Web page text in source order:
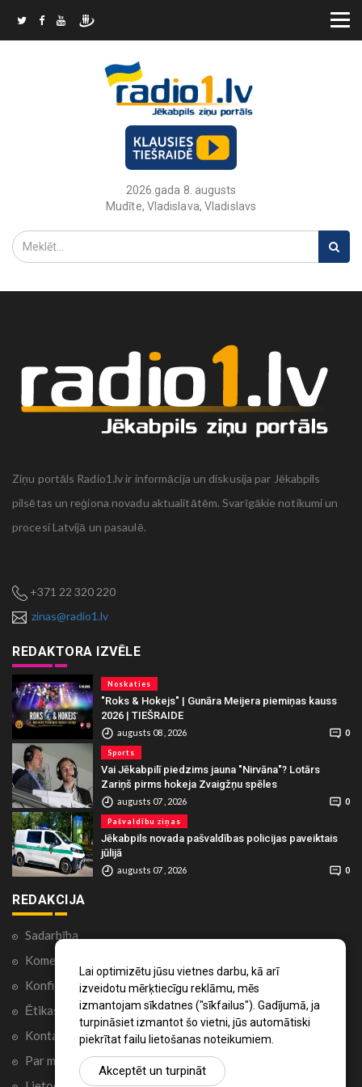
Lai optimizētu jūsu vietnes darbu, kā arī
izveidotu mērķtiecīgu reklāmu, mēs
izmantojam sīkdatnes ("sīkfailus"). Gadījumā, ja
turpināsiet izmantot šo vietni, jūs automātiski
piekrītat failu lietošanas noteikumiem.
Akceptēt un turpināt
2026.gada 8. augusts
Mudīte, Vladislava, Vladislavs
Ziņu portāls Radio1.lv ir informācija un diskusija par Jēkabpils
pilsētas un reģiona novadu aktualitātēm. Svarīgākie notikumi un
procesi Latvijā un pasaulē.
+371 22 320 220
zinas@radio1.lv
REDAKTORA IZVĒLE
Noskaties
"Roks & Hokejs" | Gunāra Meijera piemiņas kauss
2026 | TIEŠRAIDE
augusts 08 , 2026 0
Sports
Vai Jēkabpilī piedzims jauna "Nirvāna"? Lotārs
Zariņš pirms hokeja Zvaigžņu spēles
augusts 07 , 2026 0
Pašvaldību ziņas
Jēkabpils novada pašvaldības policijas paveiktais
jūlijā
augusts 07 , 2026 0
REDAKCIJA
Sadarbība
Komentāri portālā
Konfidencialitātes politika
Ētikas kodekss
Kontakti
Par mums